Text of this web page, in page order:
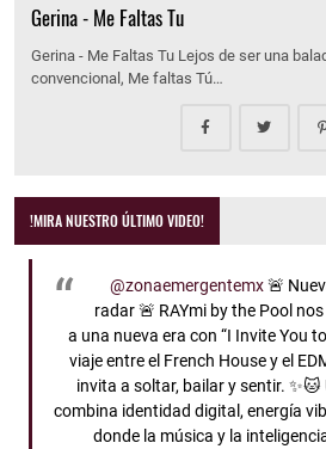
Gerina - Me Faltas Tu
Gerina - Me Faltas Tu Lejos de ser una
convencional, Me faltas Tú…
!MIRA NUESTRO ÚLTIMO VIDEO!
@zonaemergentemx🚨
radar 🚨 RAYmi by the Pool
a una nueva era con “I Invite You
viaje entre el French House y el
invita a soltar, bailar y sentir.
combina identidad digital, energía
donde la música y la